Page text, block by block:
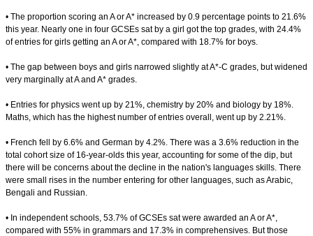
• The proportion scoring an A or A* increased by 0.9 percentage points to 21.6%
this year. Nearly one in four GCSEs sat by a girl got the top grades, with 24.4%
of entries for girls getting an A or A*, compared with 18.7% for boys.
• The gap between boys and girls narrowed slightly at A*-C grades, but widened
very marginally at A and A* grades.
• Entries for physics went up by 21%, chemistry by 20% and biology by 18%.
Maths, which has the highest number of entries overall, went up by 2.21%.
• French fell by 6.6% and German by 4.2%. There was a 3.6% reduction in the
total cohort size of 16-year-olds this year, accounting for some of the dip, but
there will be concerns about the decline in the nation's languages skills. There
were small rises in the number entering for other languages, such as Arabic,
Bengali and Russian.
• In independent schools, 53.7% of GCSEs sat were awarded an A or A*,
compared with 55% in grammars and 17.3% in comprehensives. But those